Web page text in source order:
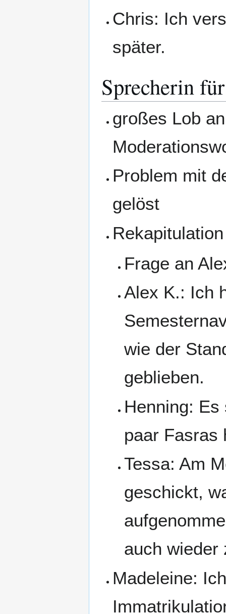
Chris: Ich
später.
Sprecherin
großes Lob
Problem mit
gelöst
Frage an
Alex K.: Ich
wie der
geblieben.
Henning: Es
paar Fasras
Tessa: Am
geschickt,
auch wieder
Madeleine: